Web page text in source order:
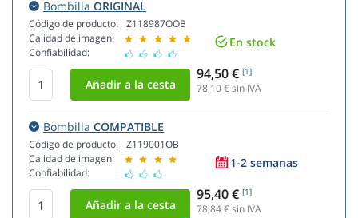
Bombilla ORIGINAL
Código de producto:
Calidad de imagen:
Confiabilidad:
Z118987OOB
En stock
94,50 € [1]
78,10€ sin IVA
Bombilla COMPATIBLE
Código de producto:
Calidad de imagen:
Confiabilidad:
Z119001OB
1-2 semanas
95,40 € [1]
78,84€ sin IVA